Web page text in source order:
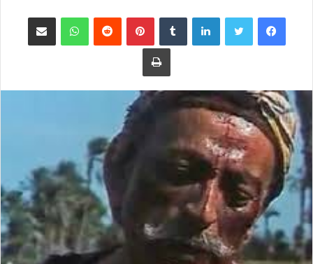
فيسبوكتويتر لينكدإن ‏Tumblr بينتيريست
‏Reddit واتساب مشاركة عبر البريد
طباعة